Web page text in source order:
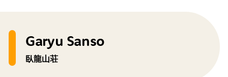
Garyu Sanso
臥龍山荘